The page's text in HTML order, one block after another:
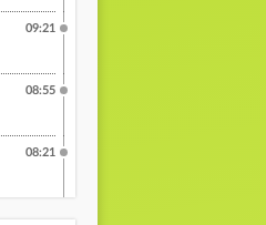
09:21
08:55
08:21